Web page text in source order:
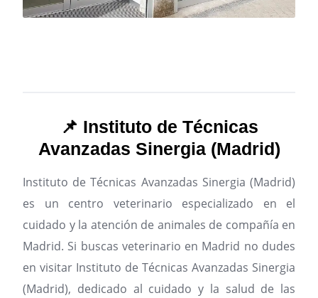
📌 Instituto de Técnicas
Avanzadas Sinergia (Madrid)
Instituto de Técnicas Avanzadas Sinergia (Madrid)
es un centro veterinario especializado en el
cuidado y la atención de animales de compañía en
Madrid. Si buscas veterinario en Madrid no dudes
en visitar Instituto de Técnicas Avanzadas Sinergia
(Madrid), dedicado al cuidado y la salud de las